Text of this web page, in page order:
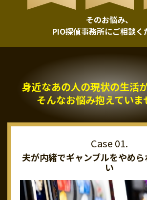
そのお悩み、
PIO探偵事務所にご相談く
身近なあの人の現状の生活
そんなお悩み抱えていま
夫が内緒でギャンブルをやめ
い